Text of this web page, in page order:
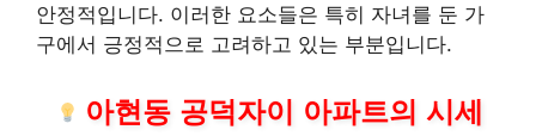
안정적입니다. 이러한 요소들은 특히 자녀를 둔 가
구에서 긍정적으로 고려하고 있는 부분입니다.
아현동 공덕자이 아파트의 시세